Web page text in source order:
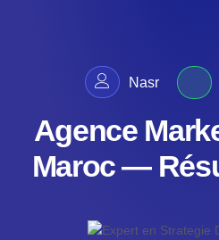
Nasr
Agence
Maroc —